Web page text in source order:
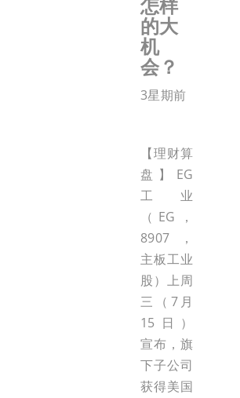
的大
机
会？
3星期前
【理财算
盘】EG
工业
（EG，
8907，
主板工业
股）上周
三（7月
15日）
宣布，旗
下子公司
获得美国